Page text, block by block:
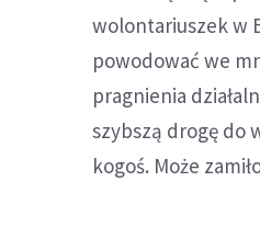
wolontariuszek w
powodować we
pragnienia
szybszą drogę do
kogoś. Może